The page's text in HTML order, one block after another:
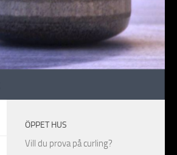
ÖPPET HUS
Vill du prova på curling?